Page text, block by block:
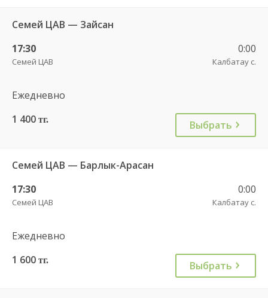
Семей ЦАВ — Зайсан
17:30
Семей ЦАВ
0:00
Калбатау с.
Ежедневно
1 400 тг. Выбрать
Семей ЦАВ — Барлык-Арасан
17:30
Семей ЦАВ
0:00
Калбатау с.
Ежедневно
1 600 тг. Выбрать